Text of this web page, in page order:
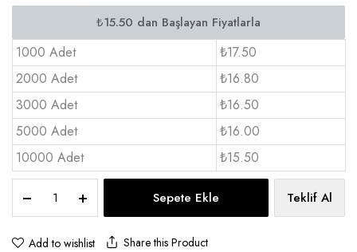
1000 Adet
₺17.50
2000 Adet
₺16.80
3000 Adet
₺16.50
5000 Adet
₺16.00
10000 Adet
₺15.50
Gözlük
Bezi
15x9
Sepete Ekle Teklif Al
Add to wishlist Share this Product